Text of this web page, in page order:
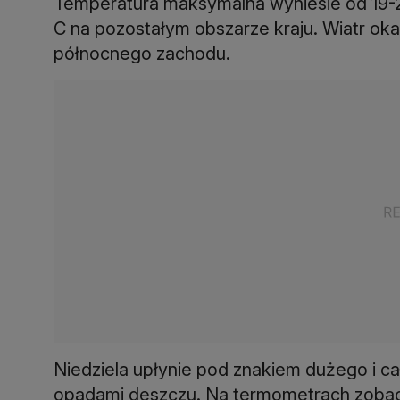
C na pozostałym obszarze kraju. Wiatr
północnego zachodu.
Niedziela upłynie pod znakiem dużego i
opadami deszczu. Na termometrach